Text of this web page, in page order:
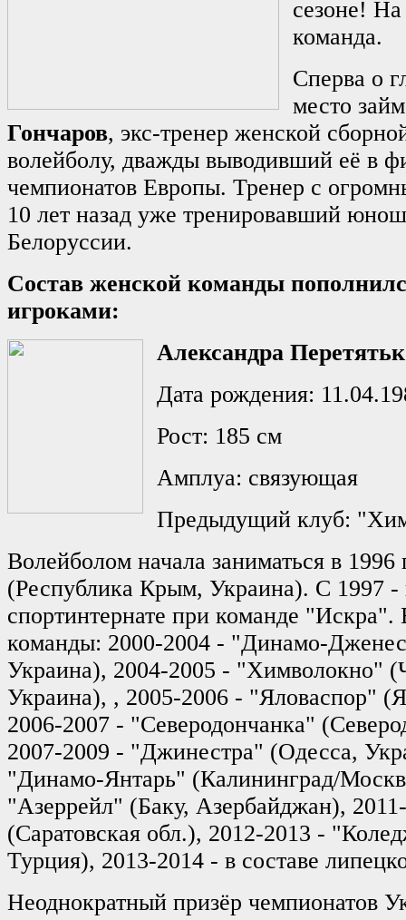
сезоне!
команда.
Сперва о
место
Гончаров, экс-тренер женской
волейболу, дважды выводивший её в
чемпионатов Европы. Тренер с
10 лет назад уже тренировавший
Белоруссии.
Состав женской команды
игроками:
Александра
Дата рождения:
Рост: 185 см
Амплуа: связующая
Предыдущий клуб:
Волейболом начала заниматься в 1996
(Республика Крым, Украина). С 1997 -
спортинтернате при команде "Искра".
команды: 2000-2004 - "Динамо-
Украина), 2004-2005 - "Химволокно"
Украина), , 2005-2006 - "Яловаспор"
2006-2007 - "Северодончанка"
2007-2009 - "Джинестра" (Одесса,
"Динамо-Янтарь" (Калининград/
"Азеррейл" (Баку, Азербайджан),
(Саратовская обл.), 2012-2013 -
Турция), 2013-2014 - в составе
Неоднократный призёр чемпионатов